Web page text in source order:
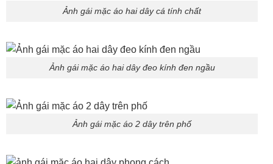
Ảnh gái mặc áo hai dây cá tính chất
Ảnh gái mặc áo hai dây đeo kính đen ngầu
Ảnh gái mặc áo 2 dây trên phố